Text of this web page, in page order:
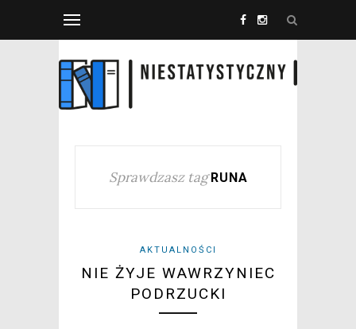
Sprawdzasz tag RUNA
AKTUALNOŚCI
NIE ŻYJE WAWRZYNIEC
PODRZUCKI